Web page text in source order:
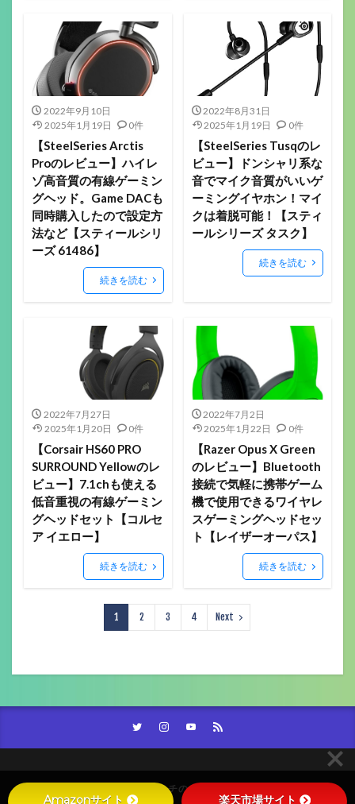
2022年9月10日
2025年1月19日
0件
【SteelSeries Arctis
Proのレビュー】ハイレ
ゾ高音質の有線ゲーミン
グヘッド。Game DACも
同時購入したので設定方
法など【スティールシリ
ーズ 61486】
続きを読む
2022年8月31日
2025年1月19日
0件
【SteelSeries Tusqのレ
ビュー】ドンシャリ系な
音でマイク音質がいいゲ
ーミングイヤホン！マイ
クは着脱可能！【スティ
ールシリーズ タスク】
続きを読む
2022年7月27日
2025年1月20日
0件
【Corsair HS60 PRO
SURROUND Yellowのレ
ビュー】7.1chも使える
低音重視の有線ゲーミン
グヘッドセット【コルセ
ア イエロー】
続きを読む
2022年7月2日
2025年1月22日
0件
【Razer Opus X Green
のレビュー】Bluetooth
接続で気軽に携帯ゲーム
機で使用できるワイヤレ
スゲーミングヘッドセッ
ト【レイザーオーパス】
続きを読む
1 2 3 4 Next
スズミチのガジェットブログ。。。
Amazonサイト 楽天市場サイト